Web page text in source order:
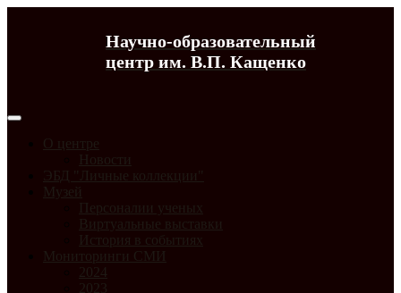
Научно-образовательный
центр им. В.П. Кащенко
О центре
Новости
ЭБД "Личные коллекции"
Музей
Персоналии ученых
Виртуальные выставки
История в событиях
Мониторинги СМИ
2024
2023